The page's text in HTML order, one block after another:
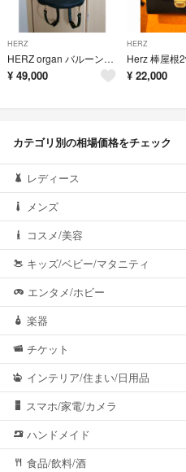
HERZ
HERZ organ バルーンリュック
¥ 49,000
HERZ
¥ 22,000
カテゴリ別の相場価格をチェック
レディース
メンズ
コスメ/美容
キッズ/ベビー/マタニティ
エンタメ/ホビー
楽器
チケット
インテリア/住まい/日用品
スマホ/家電/カメラ
ハンドメイド
食品/飲料/酒